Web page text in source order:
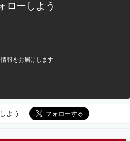
ローしよう
情報をお届けします
よう